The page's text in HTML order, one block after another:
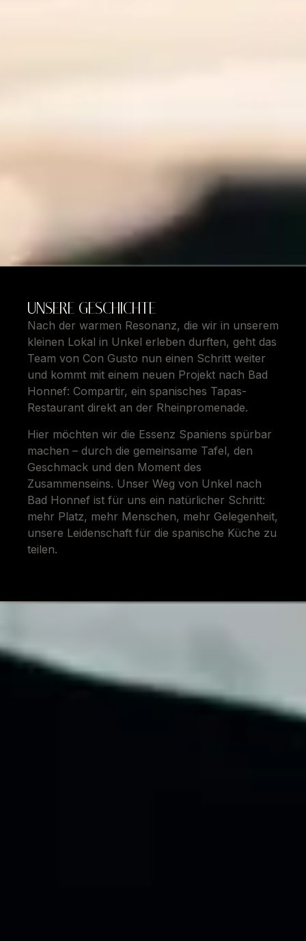
UNSERE GESCHICHTE
Nach der warmen Resonanz, die wir in unserem
kleinen Lokal in Unkel erleben durften, geht das
Team von Con Gusto nun einen Schritt weiter
und kommt mit einem neuen Projekt nach Bad
Honnef: Compartir, ein spanisches Tapas-
Restaurant direkt an der Rheinpromenade.
Hier möchten wir die Essenz Spaniens spürbar
machen – durch die gemeinsame Tafel, den
Geschmack und den Moment des
Zusammenseins. Unser Weg von Unkel nach
Bad Honnef ist für uns ein natürlicher Schritt:
mehr Platz, mehr Menschen, mehr Gelegenheit,
unsere Leidenschaft für die spanische Küche zu
teilen.